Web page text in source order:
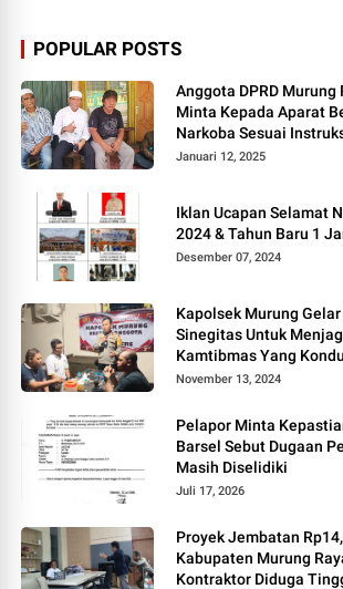
POPULAR POSTS
Anggota DPRD Murung
Minta Kepada Aparat Berantas judi dan
Narkoba Sesuai
Januari 12, 2025
Iklan Ucapan Selamat
2024 & Tahun Baru 1
Desember 07, 2024
Kapolsek Murung
Sinegitas Untuk
Kamtibmas Yang
Pers
November 13, 2024
Pelapor Minta
Barsel Sebut Dugaan
Masih Diselidiki
Juli 17, 2026
Proyek Jembatan
Kabupaten Murung
Kontraktor Diduga